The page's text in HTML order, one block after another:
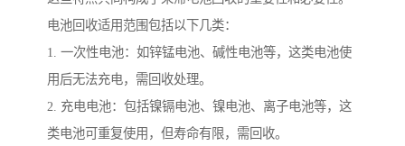
电池回收适用范围包括以下几类：
1. 一次性电池：如锌锰电池、碱性电池等，这类电池使
用后无法充电，需回收处理。
2. 充电电池：包括镍镉电池、镍电池、离子电池等，这
类电池可重复使用，但寿命有限，需回收。